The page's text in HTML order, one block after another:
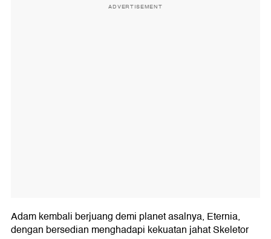
ADVERTISEMENT
Adam kembali berjuang demi planet asalnya, Eternia,
dengan bersedian menghadapi kekuatan jahat Skeletor